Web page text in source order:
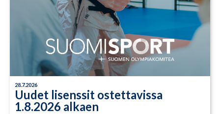
28.7.2026
Uudet lisenssit ostettavissa
1.8.2026 alkaen